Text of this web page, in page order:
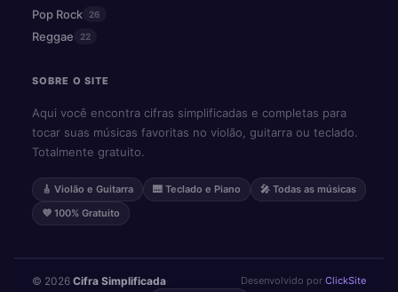
Pop Rock 26
Reggae 22
SOBRE O SITE
Aqui você encontra cifras simplificadas e completas para
tocar suas músicas favoritas no violão, guitarra ou teclado.
Totalmente gratuito.
🎸 Violão e Guitarra 🎹 Teclado e Piano
🎤 Todas as músicas
💜 100% Gratuito
© 2026 Cifra Simplificada· Desenvolvido por ClickSite